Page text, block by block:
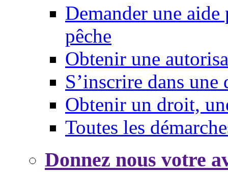
Demander une
pêche
Obtenir une
S’inscrire dans une
Obtenir un droit,
Toutes les
Donnez nous votre